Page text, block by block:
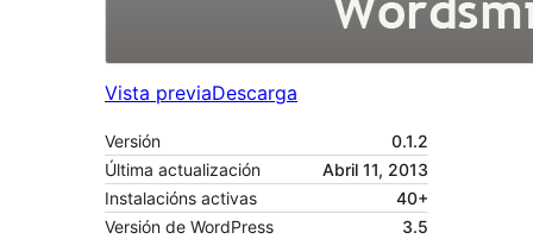
Vista previaDescarga
Versión
0.1.2
Última actualización
Abril 11, 2013
Instalacións activas
40+
Versión de WordPress
3.5